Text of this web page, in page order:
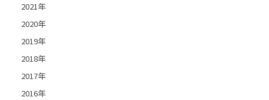
2021年
2020年
2019年
2018年
2017年
2016年